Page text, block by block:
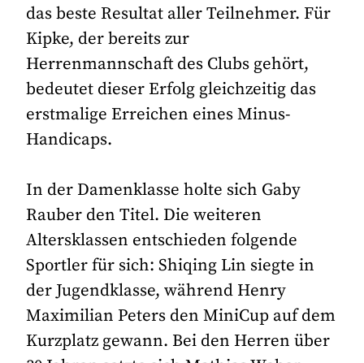
das beste Resultat aller Teilnehmer. Für
Kipke, der bereits zur
Herrenmannschaft des Clubs gehört,
bedeutet dieser Erfolg gleichzeitig das
erstmalige Erreichen eines Minus-
Handicaps.
In der Damenklasse holte sich Gaby
Rauber den Titel. Die weiteren
Altersklassen entschieden folgende
Sportler für sich: Shiqing Lin siegte in
der Jugendklasse, während Henry
Maximilian Peters den MiniCup auf dem
Kurzplatz gewann. Bei den Herren über